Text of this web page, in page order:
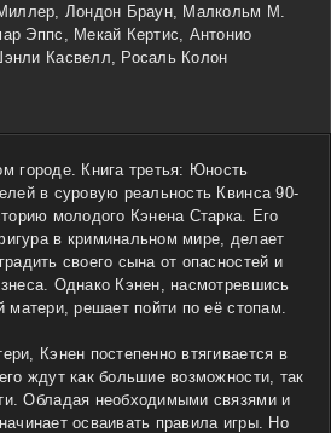
Лондон Браун, Малкольм М.
Эппс, Мекай Кертис, Антонио
Касвелл, Росаль Колон
городе. Книга третья: Юность
в суровую реальность Квинса 90-
молодого Кэнена Старка. Его
в криминальном мире, делает
своего сына от опасностей и
Однако Кэнен, насмотревшись
матери, решает пойти по её стопам.
Кэнен постепенно втягивается в
ждут как большие возможности, так
Обладая необходимыми связями и
осваивать правила игры. Но